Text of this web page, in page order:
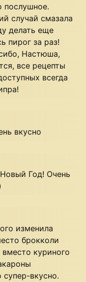
послушное.
случай смазала
делать еще
пирог за раз!
Настюша,
все рецепты
всегда
вкусно
Год! Очень
изменила
брокколи
куриного
вкусно.